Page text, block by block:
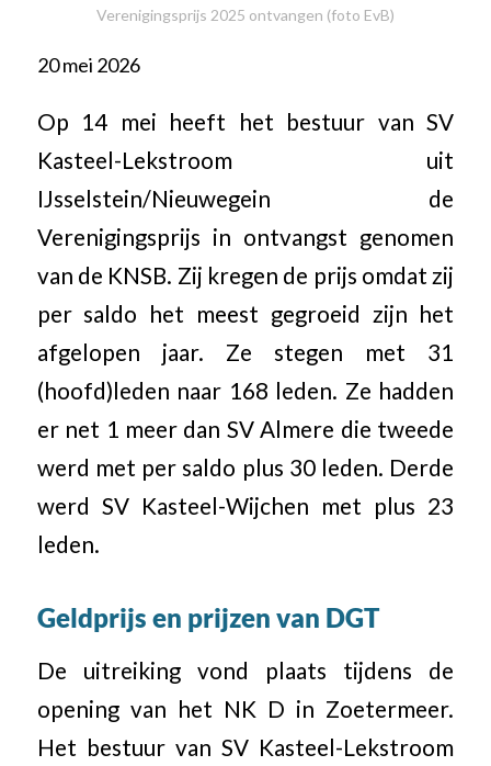
Verenigingsprijs 2025 ontvangen (foto EvB)
20 mei 2026
Op 14 mei heeft het bestuur van SV
Kasteel-Lekstroom uit
IJsselstein/Nieuwegein de
Verenigingsprijs in ontvangst genomen
van de KNSB. Zij kregen de prijs omdat zij
per saldo het meest gegroeid zijn het
afgelopen jaar. Ze stegen met 31
(hoofd)leden naar 168 leden. Ze hadden
er net 1 meer dan SV Almere die tweede
werd met per saldo plus 30 leden. Derde
werd SV Kasteel-Wijchen met plus 23
leden.
Geldprijs en prijzen van DGT
De uitreiking vond plaats tijdens de
opening van het NK D in Zoetermeer.
Het bestuur van SV Kasteel-Lekstroom